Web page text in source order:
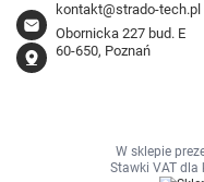
kontakt@strado-tech.pl
Obornicka 227 bud. E
60-650, Poznań
W sklepie
Stawki VAT dla